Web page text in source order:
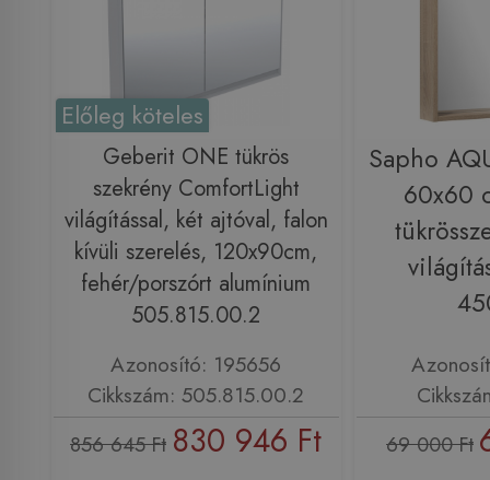
Előleg köteles
Geberit ONE tükrös
szekrény ComfortLight
világítással, két ajtóval, falon
kívüli szerelés, 120x90cm,
fehér/porszórt alumínium
505.815.00.2
Azonosító: 195656
Cikkszám: 505.815.00.2
856 645 Ft 830 946 Ft
Sapho
60x60
69 000 Ft